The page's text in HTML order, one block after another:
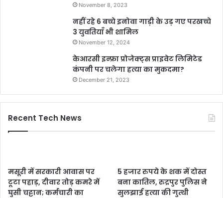
November 8, 2023
नहीं रहे 6 बच्चे इनोवा गाड़ी के उड़ गए परखच्चे
3 युवतियाँ भी शामिल
November 12, 2024
केआरसी इन्फ्रा प्रोजेक्ट्स प्राइवेट लिमिटेड
कंपनी पर चलेगा हत्या का मुकदमा?
December 21, 2023
Recent Tech News
मसूरी में सरकारी आवास पर
टूटा पहाड़, दीवार तोड़ कमरे में
घुसी चट्टान; कर्मचारी का
5 हजार रुपये के शक में दोस्त
बना कातिल, रुद्रपुर पुलिस ने
सुलझाई हत्या की गुत्थी